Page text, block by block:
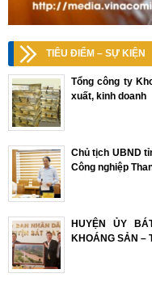
TIÊU ĐIỂM – SỰ KIỆN
Tổng công ty
xuất, kinh doanh
Chủ tịch UBND
Công nghiệp
HUYỆN ỦY
KHOÁNG SẢN –